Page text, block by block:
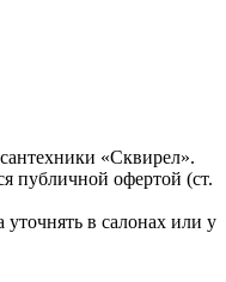
«Сквирел».
публичной офертой (ст.
в салонах или у